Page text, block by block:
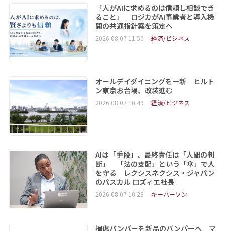
「人がAIに求めるのは信頼し相談でき
ること」 ロジカがAI事業者と導入機
関の共通指針案を策定へ
2026.08.07 11:50 経済/ビジネス
オールデイダイニングを一新 ヒルト
ン東京お台場、改装進む
2026.08.07 10:49 経済/ビジネス
AIは「手段」、最終責任は「人間の判
断」 「法の支配」という「傘」で人
を守る レクシスネクシス・ジャパン
のパスカル ロズィエ社長
2026.08.07 10:23 キーパーソン
損傷バンパーを新品のバンパーへ マ